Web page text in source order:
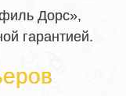
Дорс»,
гарантией.